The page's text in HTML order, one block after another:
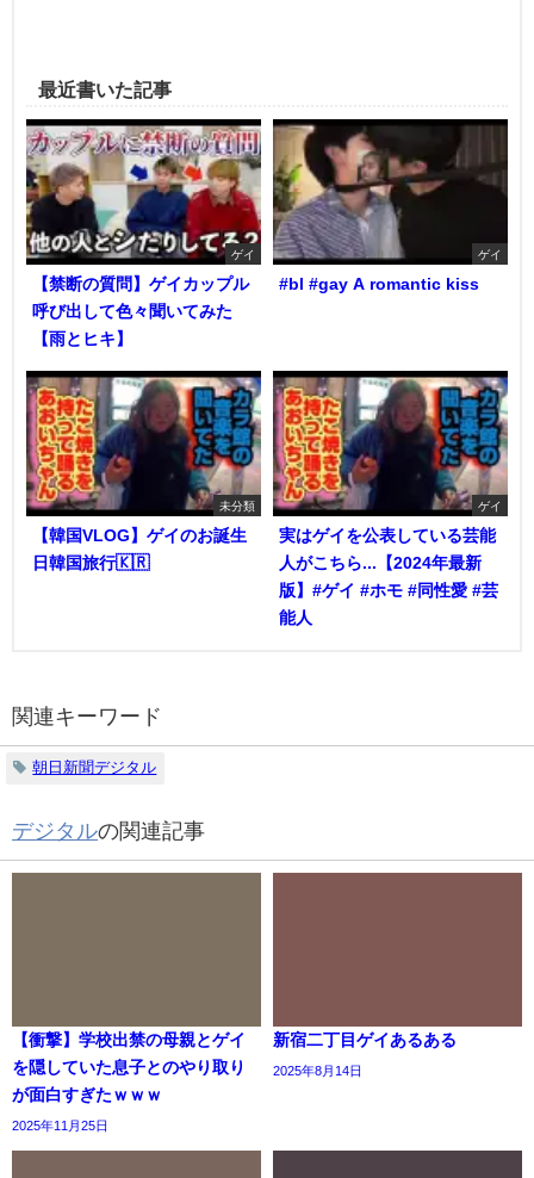
最近書いた記事
ゲイ
【禁断の質問】ゲイカップル
呼び出して色々聞いてみた
【雨とヒキ】
ゲイ
#bl #gay A romantic kiss
未分類
【韓国VLOG】ゲイのお誕生
日韓国旅行🇰🇷
ゲイ
実はゲイを公表している芸能
人がこちら...【2024年最新
版】#ゲイ #ホモ #同性愛 #芸
能人
関連キーワード
朝日新聞デジタル
デジタルの関連記事
【衝撃】学校出禁の母親とゲイ
を隠していた息子とのやり取り
が面白すぎたｗｗｗ
2025年11月25日
新宿二丁目ゲイあるある
2025年8月14日